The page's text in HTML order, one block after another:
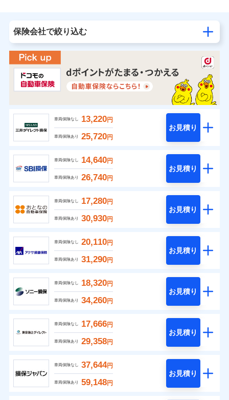
保険会社で絞り込む
車両保険なし 13,220円
車両保険あり 25,720円
お見積り
車両保険なし 14,640円
車両保険あり 26,740円
お見積り
車両保険なし 17,280円
車両保険あり 30,930円
お見積り
車両保険なし 20,110円
車両保険あり 31,290円
お見積り
車両保険なし 18,320円
車両保険あり 34,260円
お見積り
車両保険なし 17,666円
車両保険あり 29,358円
お見積り
車両保険なし 37,644円
車両保険あり 59,148円
お見積り